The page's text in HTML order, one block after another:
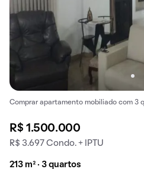
Comprar apartamento mobiliado com 3
R$ 1.500.000
R$ 3.697 Condo. + IPTU
213 m² · 3 quartos